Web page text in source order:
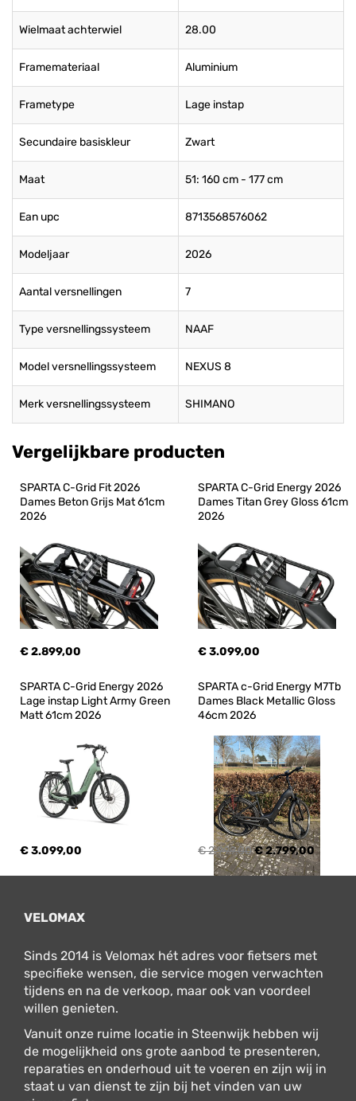
Wielmaat achterwiel 28.00
Framemateriaal Aluminium
Frametype Lage instap
Secundaire basiskleur Zwart
Maat 51: 160 cm - 177 cm
Ean upc 8713568576062
Modeljaar 2026
Aantal versnellingen 7
Type versnellingssysteem NAAF
Model versnellingssysteem NEXUS 8
Merk versnellingssysteem SHIMANO
Vergelijkbare producten
SPARTA C-Grid Fit 2026
Dames Beton Grijs Mat 61cm
2026
€ 2.899,00
SPARTA C-Grid Energy 2026
Dames Titan Grey Gloss 61cm
2026
€ 3.099,00
SPARTA C-Grid Energy 2026
Lage instap Light Army Green
Matt 61cm 2026
€ 3.099,00
SPARTA c-Grid Energy M7Tb
Dames Black Metallic Gloss
46cm 2026
€ 2.999,00€ 2.799,00
VELOMAX
Sinds 2014 is Velomax hét adres voor fietsers met
specifieke wensen, die service mogen verwachten
tijdens en na de verkoop, maar ook van voordeel
willen genieten.
Vanuit onze ruime locatie in Steenwijk hebben wij
de mogelijkheid ons grote aanbod te presenteren,
reparaties en onderhoud uit te voeren en zijn wij in
staat u van dienst te zijn bij het vinden van uw